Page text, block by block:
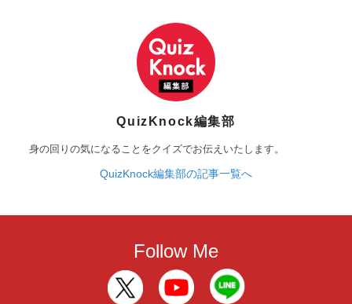
QuizKnock編集部
身の回りの気になることをクイズでお伝えいたします。
QuizKnock編集部の記事一覧へ
Follow Me